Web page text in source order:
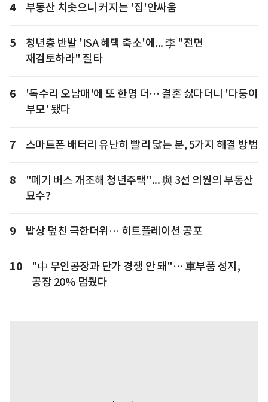
4 부동산 치솟으니 커지는 '집'안싸움
5
청년층 반발 'ISA 혜택 축소'에... 李 "전면
재검토하라" 질타
6
'독수리 오남매'에 또 한명 더… 결혼 싫다더니 '다둥이
부모' 됐다
7 스마트폰 배터리 유난히 빨리 닳는 분, 5가지 해결 방법
8
"폐기 버스 개조해 청년주택"... 與 3선 의원의 부동산
묘수?
9 밥상 덮친 극한더위… 히트플레이션 공포
10
"中 무인공장과 단가 경쟁 안 돼"… 車부품 성지,
공장 20% 멈췄다